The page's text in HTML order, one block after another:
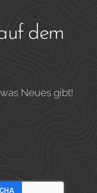
dem
Neues gibt!